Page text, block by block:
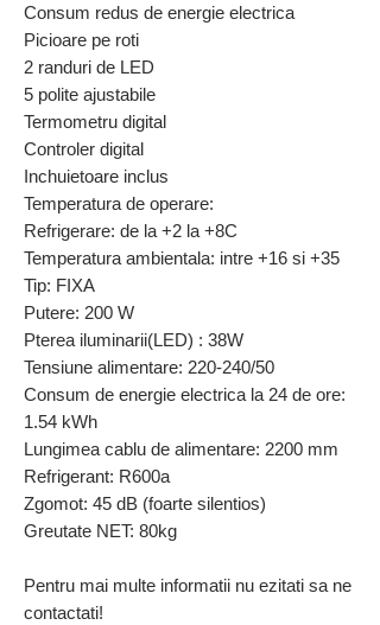
Consum redus de energie electrica
Picioare pe roti
2 randuri de LED
5 polite ajustabile
Termometru digital
Controler digital
Inchuietoare inclus
Temperatura de operare:
Refrigerare: de la +2 la +8C
Temperatura ambientala: intre +16 si +35
Tip: FIXA
Putere: 200 W
Pterea iluminarii(LED) : 38W
Tensiune alimentare: 220-240/50
Consum de energie electrica la 24 de ore:
1.54 kWh
Lungimea cablu de alimentare: 2200 mm
Refrigerant: R600a
Zgomot: 45 dB (foarte silentios)
Greutate NET: 80kg
Pentru mai multe informatii nu ezitati sa ne
contactati!